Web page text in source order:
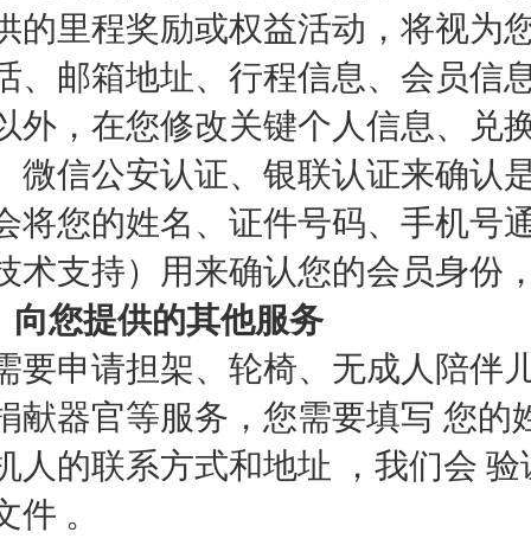
的里程奖励或权益活动，将视为
、邮箱地址、行程信息、会员信
外，在您修改关键个人信息、兑
微信公安认证、银联认证来确认
将您的姓名、证件号码、手机号
术支持）用来确认您的会员身份
向您提供的其他服务
要申请担架、轮椅、无成人陪伴
献器官等服务，您需要填写 您的
人的联系方式和地址 ，我们会 验
件 。